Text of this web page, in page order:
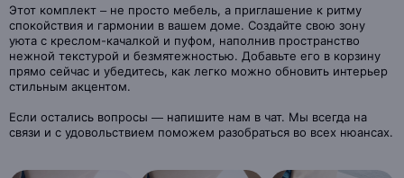
Этот комплект – не просто мебель, а приглашение к ритму
спокойствия и гармонии в вашем доме. Создайте свою зону
уюта с креслом-качалкой и пуфом, наполнив пространство
нежной текстурой и безмятежностью. Добавьте его в корзину
прямо сейчас и убедитесь, как легко можно обновить интерьер
стильным акцентом.
Если остались вопросы — напишите нам в чат. Мы всегда на
связи и с удовольствием поможем разобраться во всех нюансах.